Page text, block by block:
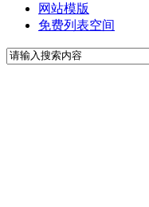
网站模版
免费列表空间